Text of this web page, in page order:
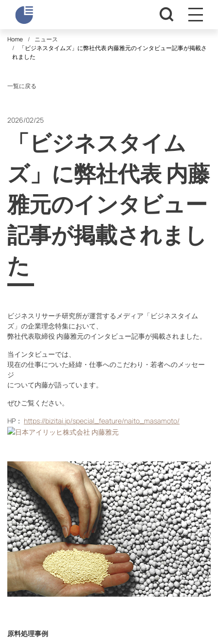
Home
ニュース
「ビジネスタイムズ」に弊社代表 内藤雅元のインタビュー記事が掲載さ
れました
一覧に戻る
2026/02/25
「ビジネスタイム
ズ」に弊社代表 内藤
雅元のインタビュー
記事が掲載されまし
た
ビジネスリサーチ研究所が運営するメディア「ビジネスタイム
ズ」の企業理念特集において、
弊社代表取締役 内藤雅元のインタビュー記事が掲載されました。
当インタビューでは、
現在の仕事についた経緯・仕事へのこだわり・若者へのメッセー
ジ
について内藤が語っています。
ぜひご覧ください。
HP： https://bizitai.jp/special_feature/naito_masamoto/
原料処理事例